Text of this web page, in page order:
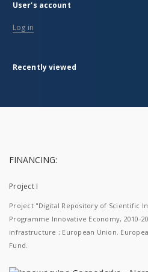
User's account
Log in
Recently viewed
FINANCING:
Project I
Project "Digital Repository of Scientific
Programme Innovative Economy, 2010-
infrastructure ; European Union.
Fund.